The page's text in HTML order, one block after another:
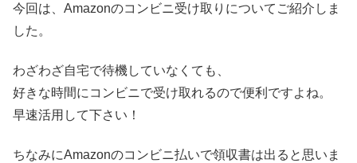
今回は、Amazonのコンビニ受け取りについてご紹介しま
した。
わざわざ自宅で待機していなくても、
好きな時間にコンビニで受け取れるので便利ですよね。
早速活用して下さい！
ちなみにAmazonのコンビニ払いで領収書は出ると思いま